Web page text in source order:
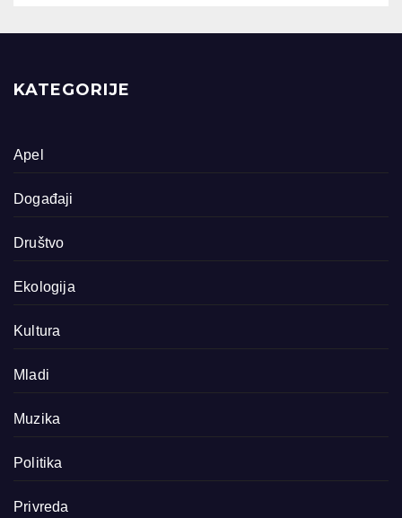
KATEGORIJE
Apel
Događaji
Društvo
Ekologija
Kultura
Mladi
Muzika
Politika
Privreda